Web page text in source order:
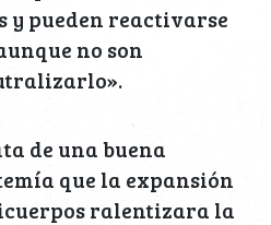
y pueden reactivarse
no son
de una buena
que la expansión
ralentizara la